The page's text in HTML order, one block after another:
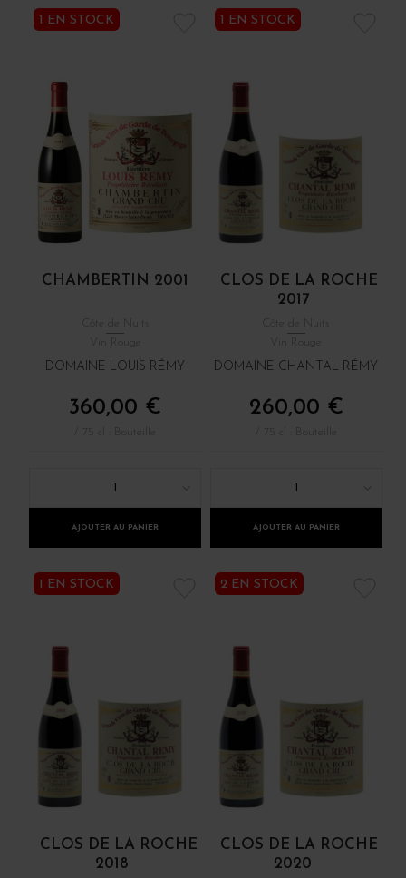
1 EN STOCK
CHAMBERTIN 2001
DOMAINE LOUIS RÉMY
360,00 €
1
AJOUTER AU PANIER
1 EN STOCK
CLOS DE LA ROCHE
2017
DOMAINE CHANTAL RÉMY
260,00 €
1
AJOUTER AU PANIER
1 EN STOCK
CLOS DE LA ROCHE
2018
2 EN STOCK
CLOS DE LA ROCHE
2020